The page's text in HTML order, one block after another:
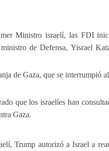
Ministro israelí, las FDI
de Defensa, Yisrael
de Gaza, que se interrumpió
que los israelíes han
Gaza.
Trump autorizó a Israel a